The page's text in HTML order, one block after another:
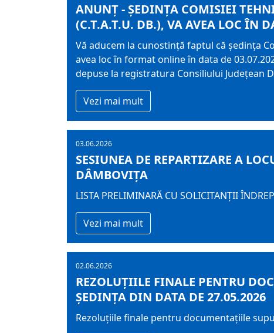
ANUNȚ - ȘEDINȚA COMISIEI
(C.T.A.T.U. DB.), VA AVEA LOC ÎN
Vă aducem la cunostință faptul că ședința
avea loc în format online în data de
depuse la registratura Consiliului Județean
Vezi mai mult
03.06.2026
SESIUNEA DE REPARTIZARE A
DÂMBOVIȚA
LISTA PRELIMINARĂ CU SOLICITANŢII
Vezi mai mult
02.06.2026
REZOLUȚIILE FINALE PENTRU
ȘEDINȚA DIN DATA DE 27.05.2026
Rezoluțiile finale pentru documentațiile